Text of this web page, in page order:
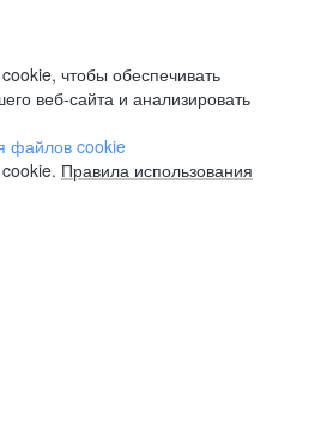
чтобы обеспечивать
веб-сайта и анализировать
файлов cookie
Правила использования